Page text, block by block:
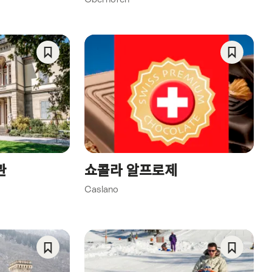
Save
As
Favorite
쇼콜라 알프로제
Caslano
Save
As
Favorite
Save Save